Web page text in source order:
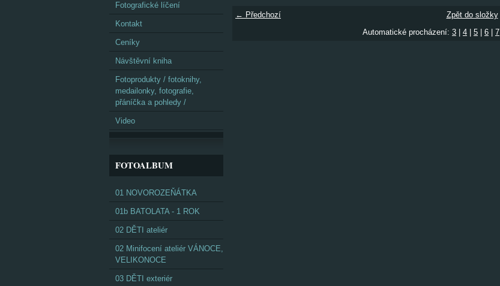
← Předchozí
Zpět do složky
Automatické procházení: 3 4 5 6 7
Fotografické líčení
Kontakt
Ceníky
Návštěvní kniha
Fotoprodukty / fotoknihy,
medailonky, fotografie,
přáníčka a pohledy /
Video
FOTOALBUM
01 NOVOROZEŇÁTKA
01b BATOLATA - 1 ROK
02 DĚTI ateliér
02 Minifocení ateliér VÁNOCE,
VELIKONOCE
03 DĚTI exteriér